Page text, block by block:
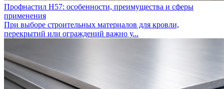
Профнастил Н57: особенности, преимущества и сферы
применения
При выборе строительных материалов для кровли,
перекрытий или ограждений важно у...